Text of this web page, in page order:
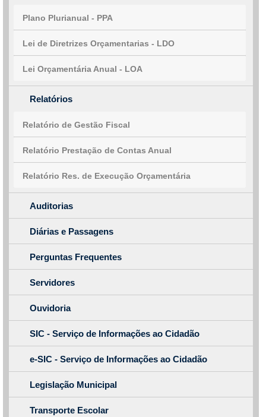
Plano Plurianual - PPA
Lei de Diretrizes Orçamentarias - LDO
Lei Orçamentária Anual - LOA
Relatórios
Relatório de Gestão Fiscal
Relatório Prestação de Contas Anual
Relatório Res. de Execução Orçamentária
Auditorias
Diárias e Passagens
Perguntas Frequentes
Servidores
Ouvidoria
SIC - Serviço de Informações ao Cidadão
e-SIC - Serviço de Informações ao Cidadão
Legislação Municipal
Transporte Escolar